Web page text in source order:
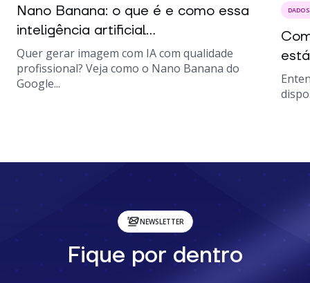
Nano Banana: o que é e como essa
inteligência artificial...
Quer gerar imagem com IA com qualidade
profissional? Veja como o Nano Banana do
Google...
NEWSLETTER
Fique por dentro